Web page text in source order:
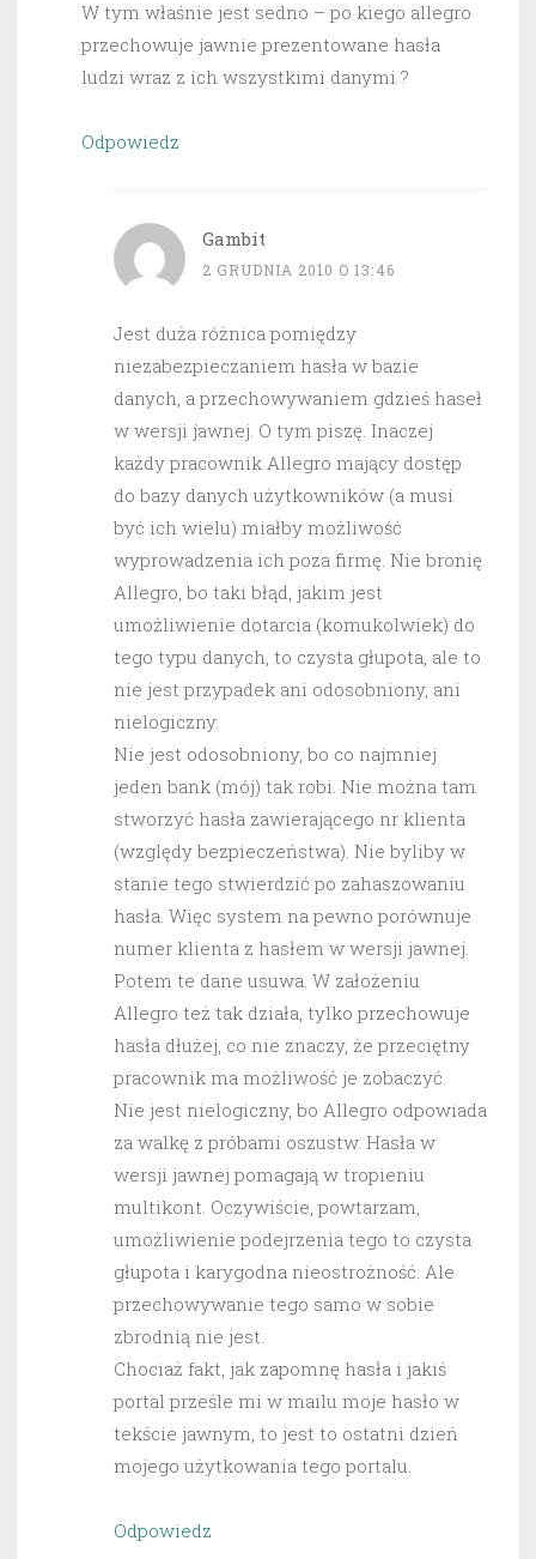
W tym właśnie jest sedno – po kiego allegro
przechowuje jawnie prezentowane hasła
ludzi wraz z ich wszystkimi danymi ?
Odpowiedz
Gambit
2 GRUDNIA 2010 O 13:46
Jest duża różnica pomiędzy
niezabezpieczaniem hasła w bazie
danych, a przechowywaniem gdzieś haseł
w wersji jawnej. O tym piszę. Inaczej
każdy pracownik Allegro mający dostęp
do bazy danych użytkowników (a musi
być ich wielu) miałby możliwość
wyprowadzenia ich poza firmę. Nie bronię
Allegro, bo taki błąd, jakim jest
umożliwienie dotarcia (komukolwiek) do
tego typu danych, to czysta głupota, ale to
nie jest przypadek ani odosobniony, ani
nielogiczny.
Nie jest odosobniony, bo co najmniej
jeden bank (mój) tak robi. Nie można tam
stworzyć hasła zawierającego nr klienta
(względy bezpieczeństwa). Nie byliby w
stanie tego stwierdzić po zahaszowaniu
hasła. Więc system na pewno porównuje
numer klienta z hasłem w wersji jawnej.
Potem te dane usuwa. W założeniu
Allegro też tak działa, tylko przechowuje
hasła dłużej, co nie znaczy, że przeciętny
pracownik ma możliwość je zobaczyć.
Nie jest nielogiczny, bo Allegro odpowiada
za walkę z próbami oszustw. Hasła w
wersji jawnej pomagają w tropieniu
multikont. Oczywiście, powtarzam,
umożliwienie podejrzenia tego to czysta
głupota i karygodna nieostrożność. Ale
przechowywanie tego samo w sobie
zbrodnią nie jest.
Chociaż fakt, jak zapomnę hasła i jakiś
portal prześle mi w mailu moje hasło w
tekście jawnym, to jest to ostatni dzień
mojego użytkowania tego portalu.
Odpowiedz